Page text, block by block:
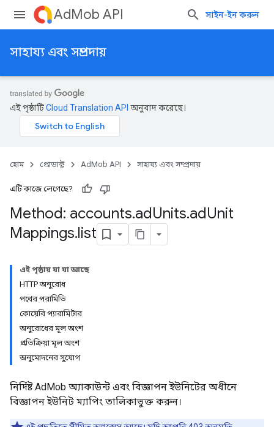
AdMob API সাইন-ইন করুন
সাহায্য এবং সম্প্রদায়
এই পৃষ্ঠাটিCloud Translation API অনুবাদ করেছে।
হোম প্রোডাক্ট AdMob API সাহায্য এবং সম্প্রদায়
এটি কাজে লেগেছে?
Method: accounts.adUnits.adUnit
Mappings.list
এই পৃষ্ঠায় যা যা আছে
HTTP অনুরোধ
পথের পরামিতি
কোয়েরি প্যারামিটার
অনুরোধের মূল অংশ
প্রতিক্রিয়া মূল অংশ
অনুমোদনের সুযোগ
নির্দিষ্ট AdMob অ্যাকাউন্ট এবং বিজ্ঞাপন ইউনিটের অধীনে
বিজ্ঞাপন ইউনিট ম্যাপিং তালিকাভুক্ত করুন।